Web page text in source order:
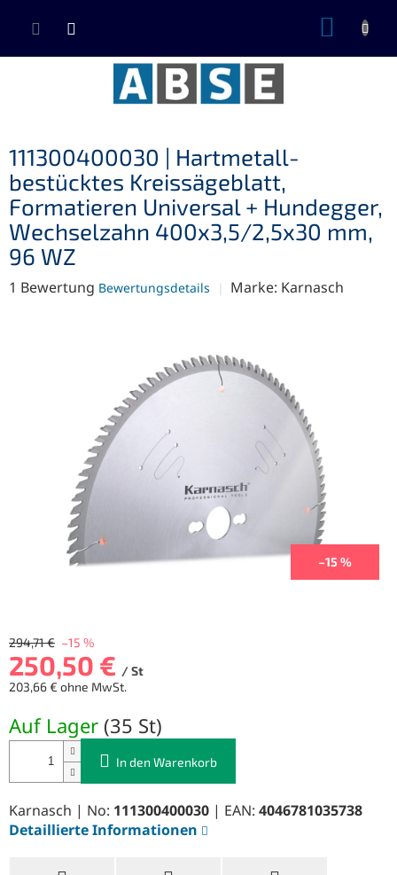
Inhalt
111300400030 | Hartmetall-
bestücktes Kreissägeblatt,
Formatieren Universal + Hundegger,
Wechselzahn 400x3,5/2,5x30 mm,
96 WZ
Die
1 Bewertung Bewertungsdetails Marke: Karnasch
–15 %
294,71 € –15 %
250,50 € / St
203,66 € ohne MwSt.
Auf Lager (35 St)
In den Warenkorb
Karnasch | No: 111300400030 | EAN: 4046781035738
Detaillierte Informationen